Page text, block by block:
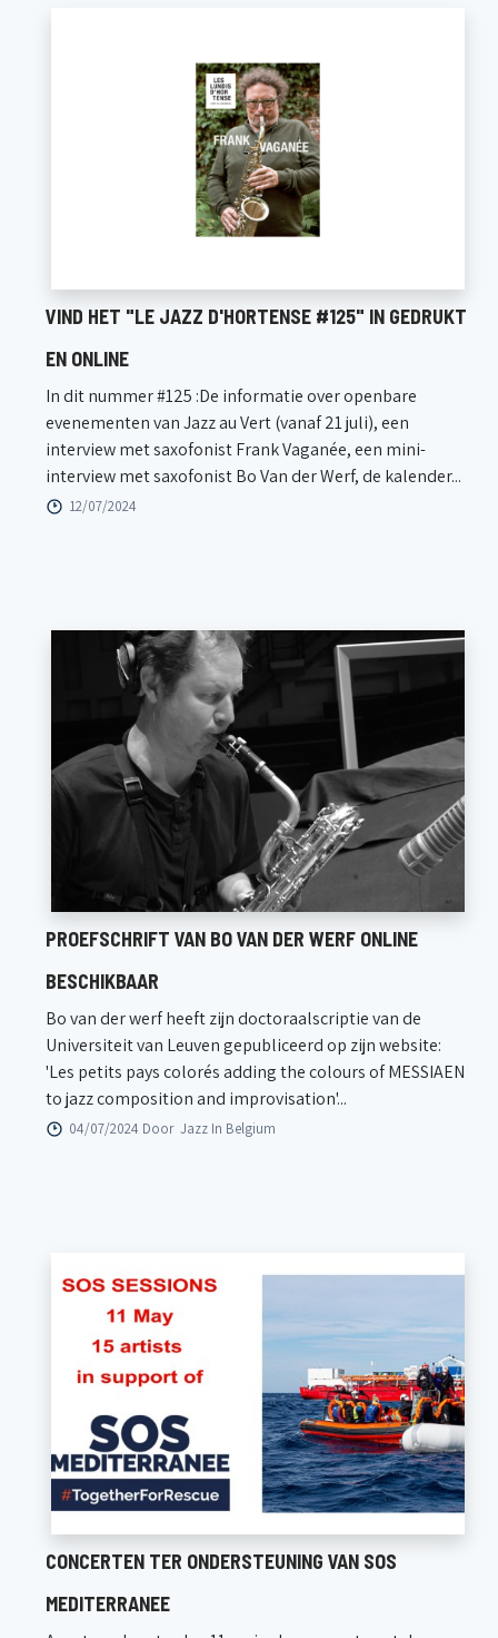
VIND HET "LE JAZZ D'HORTENSE #125" IN GEDRUKT
EN ONLINE
In dit nummer #125 :De informatie over openbare
evenementen van Jazz au Vert (vanaf 21 juli), een
interview met saxofonist Frank Vaganée, een mini-
interview met saxofonist Bo Van der Werf, de kalender...
12/07/2024
PROEFSCHRIFT VAN BO VAN DER WERF ONLINE
BESCHIKBAAR
Bo van der werf heeft zijn doctoraalscriptie van de
Universiteit van Leuven gepubliceerd op zijn website:
'Les petits pays colorés adding the colours of MESSIAEN
to jazz composition and improvisation'...
04/07/2024 Door Jazz In Belgium
CONCERTEN TER ONDERSTEUNING VAN SOS
MEDITERRANEE